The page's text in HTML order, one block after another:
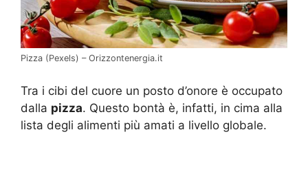
Pizza (Pexels) – Orizzontenergia.it
Tra i cibi del cuore un posto d’onore è occupato
dalla pizza. Questo bontà è, infatti, in cima alla
lista degli alimenti più amati a livello globale.